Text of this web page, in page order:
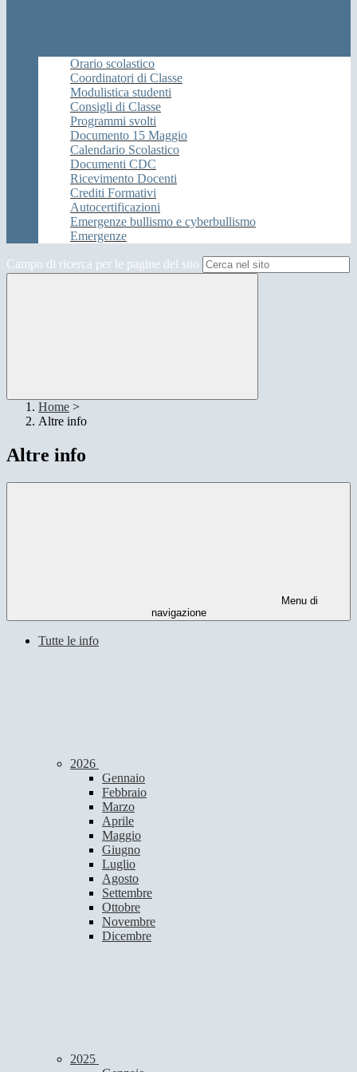
Orario scolastico
Coordinatori di Classe
Modulistica studenti
Consigli di Classe
Programmi svolti
Documento 15 Maggio
Calendario Scolastico
Documenti CDC
Ricevimento Docenti
Crediti Formativi
Autocertificazioni
Emergenze bullismo e cyberbullismo
Emergenze
Campo di ricerca per le pagine del sito
Home >
Altre info
Altre info
Menu di
navigazione
Tutte le info
2026
Gennaio
Febbraio
Marzo
Aprile
Maggio
Giugno
Luglio
Agosto
Settembre
Ottobre
Novembre
Dicembre
2025